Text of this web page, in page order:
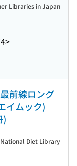
Libraries in Japan
前線ロング
イムック)
)
National Diet Library